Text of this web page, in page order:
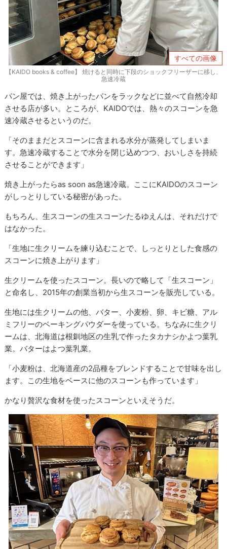
すべての画像
【KAIDO books & coffee】 焼けると同時に下段のショックフリーザーに移し、
急速冷蔵
パン屋では、焼き上がったパンをラックなどに並べて自然冷却
させる店が多い。ところが、KAIDOでは、熱々のスコーンを急
速冷蔵させるというのだ。
「そのままだとスコーンに含まれる水分が蒸発してしまいま
す。急速冷蔵することで水分を閉じ込めつつ、おいしさを持続
させることができます」
焼き上がったらas soon as急速冷蔵。ここにKAIDOのスコーン
がしっとりしている秘密があった。
もちろん、生スコーンの生スコーンたるゆえんは、それだけで
はなかった。
「生地に生クリームを練り込むことで、しっとりとした食感の
スコーンに焼き上がります」
生クリームを使ったスコーン。長いので略して「生スコーン」
と命名し、2015年の創業当初から生スコーンを販売している。
生地には生クリームの他、バター、小麦粉、卵、キビ糖、アル
ミフリーのベーキングパウダーを使っている。ちなみに生クリ
ームは、北海道は根釧地区の生乳で作ったタカナシかよつ葉乳
業。バターはよつ葉乳業。
「小麦粉は、北海道産の2品種をブレンドすることで甘味を出し
ます。この生地をベースに他のスコーンも作っています」
かなり贅沢な食材を使ったスコーンといえそうだ。